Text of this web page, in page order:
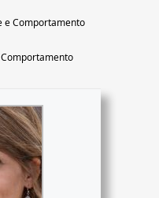
e Comportamento